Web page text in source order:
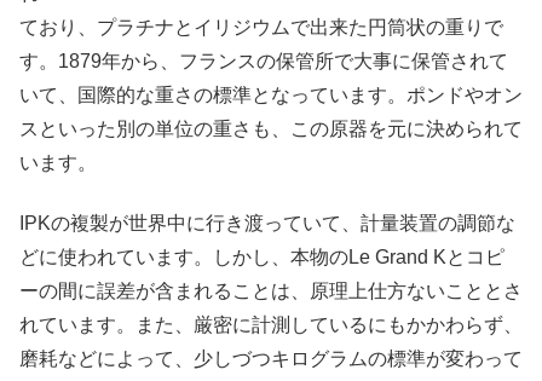
ており、プラチナとイリジウムで出来た円筒状の重りで
す。1879年から、フランスの保管所で大事に保管されて
いて、国際的な重さの標準となっています。ポンドやオン
スといった別の単位の重さも、この原器を元に決められて
います。
IPKの複製が世界中に行き渡っていて、計量装置の調節な
どに使われています。しかし、本物のLe Grand Kとコピ
ーの間に誤差が含まれることは、原理上仕方ないこととさ
れています。また、厳密に計測しているにもかかわらず、
磨耗などによって、少しづつキログラムの標準が変わって